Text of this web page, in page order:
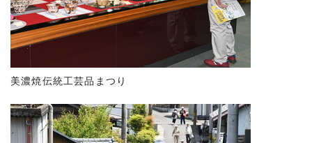
美濃焼伝統工芸品まつり